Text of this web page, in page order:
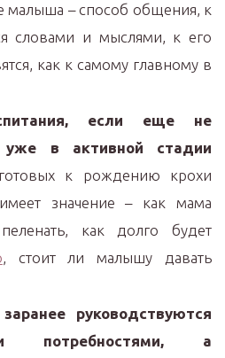
– способ общения, к
словами и мыслями, к его
как к самому главному в
если еще не
уже в активной стадии
к рождению крохи
значение – как мама
как долго будет
, стоит ли малышу давать
руководствуются
потребностями, а